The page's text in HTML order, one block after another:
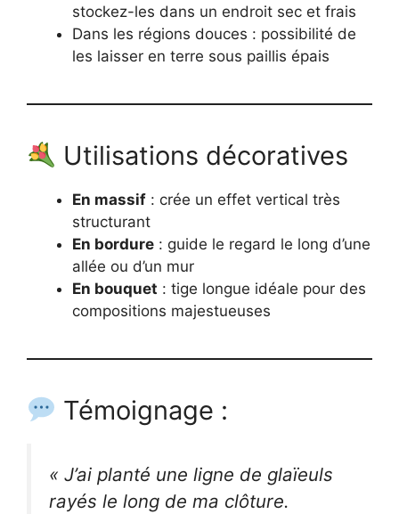
stockez-les dans un endroit sec et frais
Dans les régions douces : possibilité de
les laisser en terre sous paillis épais
Utilisations décoratives
En massif : crée un effet vertical très
structurant
En bordure : guide le regard le long d’une
allée ou d’un mur
En bouquet : tige longue idéale pour des
compositions majestueuses
Témoignage :
« J’ai planté une ligne de glaïeuls
rayés le long de ma clôture.